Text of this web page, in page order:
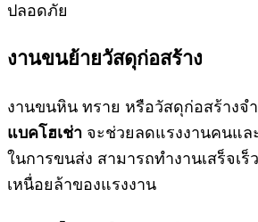
ปลอดภัย
งานขนย้ายวัสดุก่อสร้าง
งานขนหิน ทราย หรือวัสดุก่อสร้างจ
แบคโฮเช่า จะช่วยลดแรงงานคนแล
ในการขนส่ง สามารถทำงานเสร็จเ
เหนื่อยล้าของแรงงาน